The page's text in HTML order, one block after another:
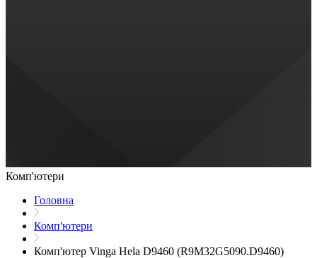
Комп'ютери
Головна
Комп'ютери
Комп'ютер Vinga Hela D9460 (R9M32G5090.D9460)